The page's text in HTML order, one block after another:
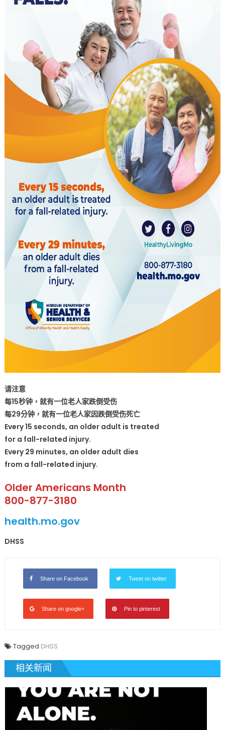
止
跌
倒
Older
Americans
Month
–
EXERCISING
REGULARLY
CAN
HELP
PREVENT
FALLS〉
请注意
每15秒钟，就有一位老人家跌倒受伤
每29分钟，就有一位老人家因跌倒受伤死亡
Every 15 seconds, an older adult is treated
for a fall-related injury.
Every 29 minutes, an older adult dies
from a fall-related injury.
Older Americans Month
800-877-3180
health.mo.gov
DHSS
Share on Facebook Tweet on twitter
Share on google+ Pin to pinterest
Tagged DHSS
相关新闻